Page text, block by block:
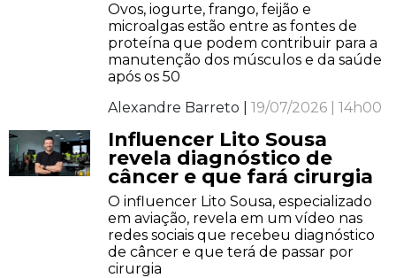
Ovos, iogurte, frango, feijão e
microalgas estão entre as fontes de
proteína que podem contribuir para a
manutenção dos músculos e da saúde
após os 50
Alexandre Barreto | 19/07/2026 | 14h00
Influencer Lito Sousa
revela diagnóstico de
câncer e que fará cirurgia
O influencer Lito Sousa, especializado
em aviação, revela em um vídeo nas
redes sociais que recebeu diagnóstico
de câncer e que terá de passar por
cirurgia